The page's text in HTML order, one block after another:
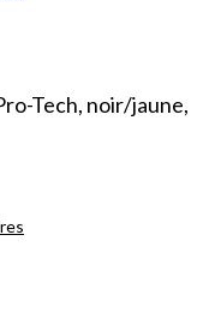
Tech, noir/jaune,